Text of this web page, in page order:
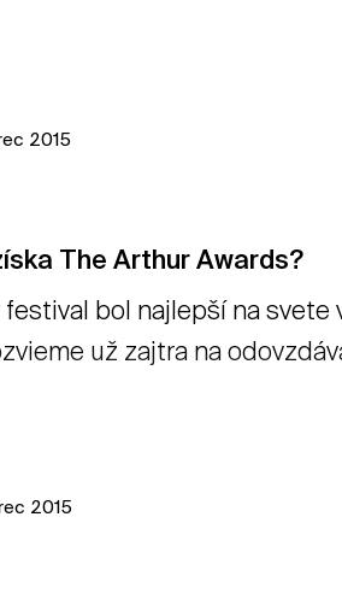
2015
The Arthur Awards?
festival bol najlepší na
už zajtra na
2015